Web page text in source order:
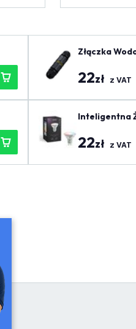
Złączka
22zł z VAT
Inteligentna
22zł z VAT